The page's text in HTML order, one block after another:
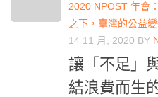
2020 NPOST 年會
之下，臺灣的公益
14 11 月, 2020 BY
讓「不足」
結浪費而生